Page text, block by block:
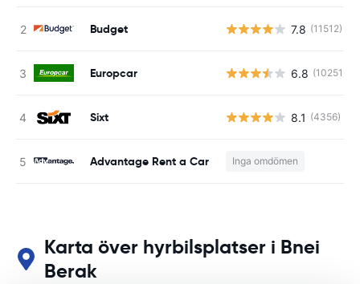
Budget 7.8 (11512)
Europcar 6.8 (10251)
Sixt 8.1 (4356)
Advantage Rent a Car Inga omdömen
Karta över hyrbilsplatser i Bnei
Berak